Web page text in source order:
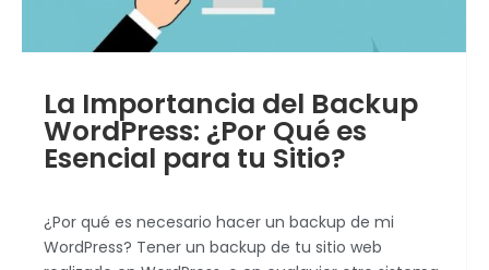
La Importancia del Backup
WordPress: ¿Por Qué es
Esencial para tu Sitio?
¿Por qué es necesario hacer un backup de mi
WordPress? Tener un backup de tu sitio web